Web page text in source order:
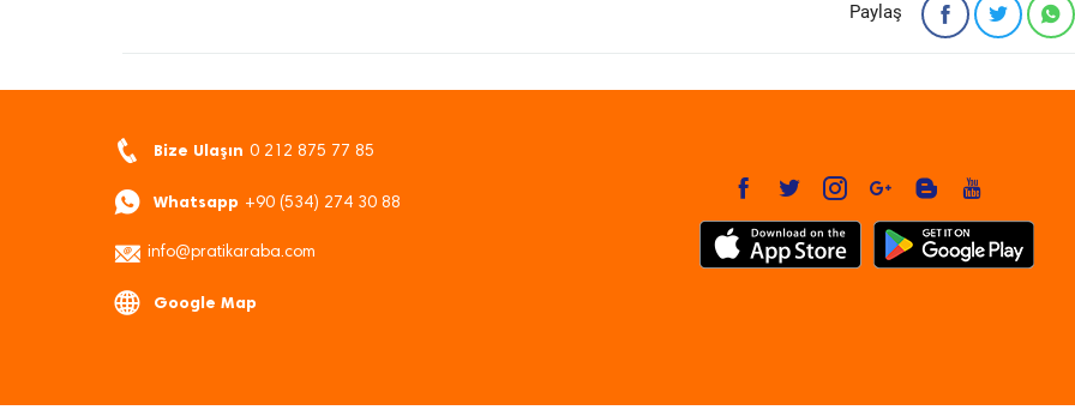
Paylaş
Bize Ulaşın 0 212 875 77 85
Whatsapp +90 (534) 274 30 88
info@pratikaraba.com
Google Map